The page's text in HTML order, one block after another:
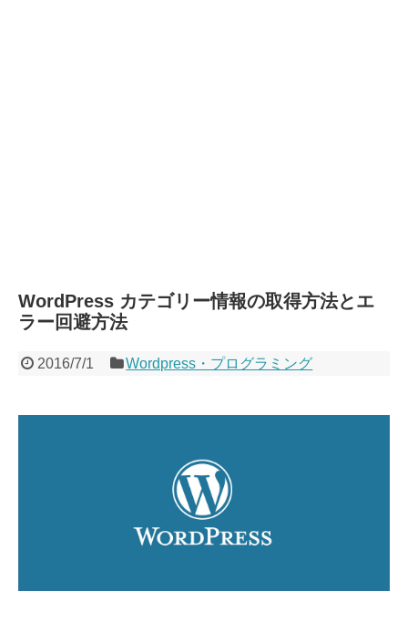
WordPress カテゴリー情報の取得方法とエ
ラー回避方法
2016/7/1 Wordpress・プログラミング